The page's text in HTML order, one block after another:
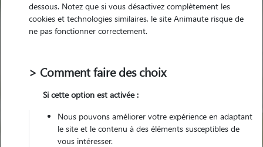
dessous. Notez que si vous désactivez complètement les
cookies et technologies similaires, le site Animaute risque de
ne pas fonctionner correctement.
> Comment faire des choix
Si cette option est activée :
Nous pouvons améliorer votre expérience en adaptant
le site et le contenu à des éléments susceptibles de
vous intéresser.